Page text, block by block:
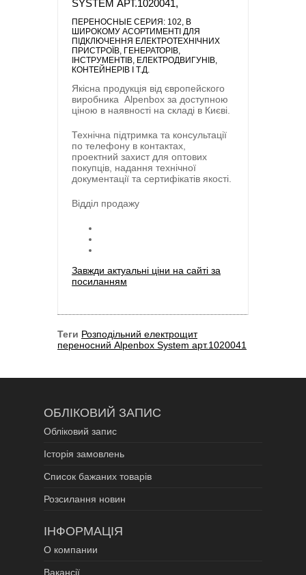
SYSTEM АРТ.1020041,
ПЕРЕНОСНЫЕ CЕРИЯ: 102, В
ШИРОКОМУ АСОРТИМЕНТІ ДЛЯ
ПІДКЛЮЧЕННЯ ЕЛЕКТРОТЕХНІЧНИХ
ПРИСТРОЇВ, ГЕНЕРАТОРІВ,
ІНСТРУМЕНТІВ, ЕЛЕКТРОДВИГУНІВ,
КОНТЕЙНЕРІВ І Т.Д.
Якісна продукція від європейского
виробника Alpenbox за доступною
ціною в наявності на складі в Києві.
Технічна підтримка та консультації
по телефону в контактах,
проектний захист для оптових
покупців, надання технічної
документації та сертифікатів якості.
Відділ продажу
Завжди актуальні ціни на сайті за
посиланням
Теги Розподільний електрощит
переносний Alpenbox System арт.1020041
ОБЛІКОВИЙ ЗАПИС
Обліковий запис
Історія замовлень
Список бажаних товарів
Розсилання новин
ІНФОРМАЦІЯ
О компании
Вакансії